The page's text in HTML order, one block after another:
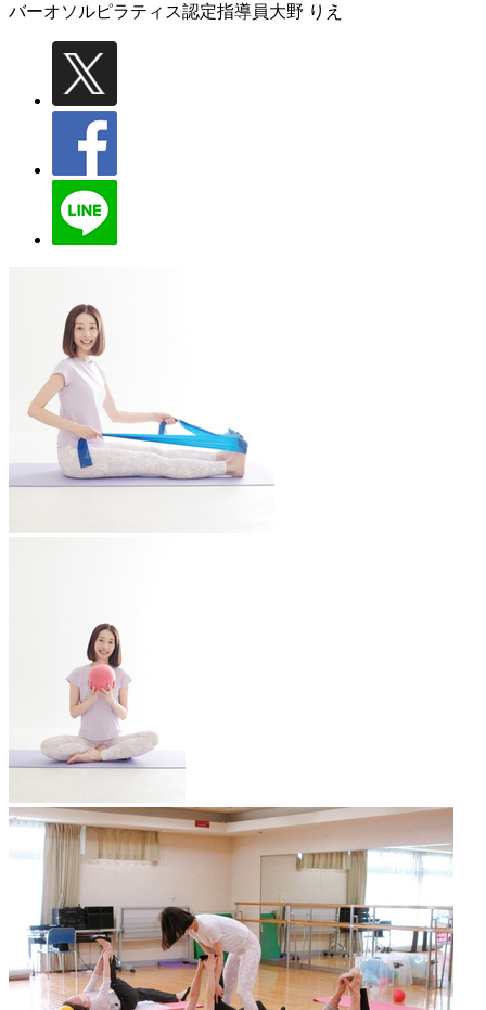
バーオソルピラティス認定指導員大野 りえ